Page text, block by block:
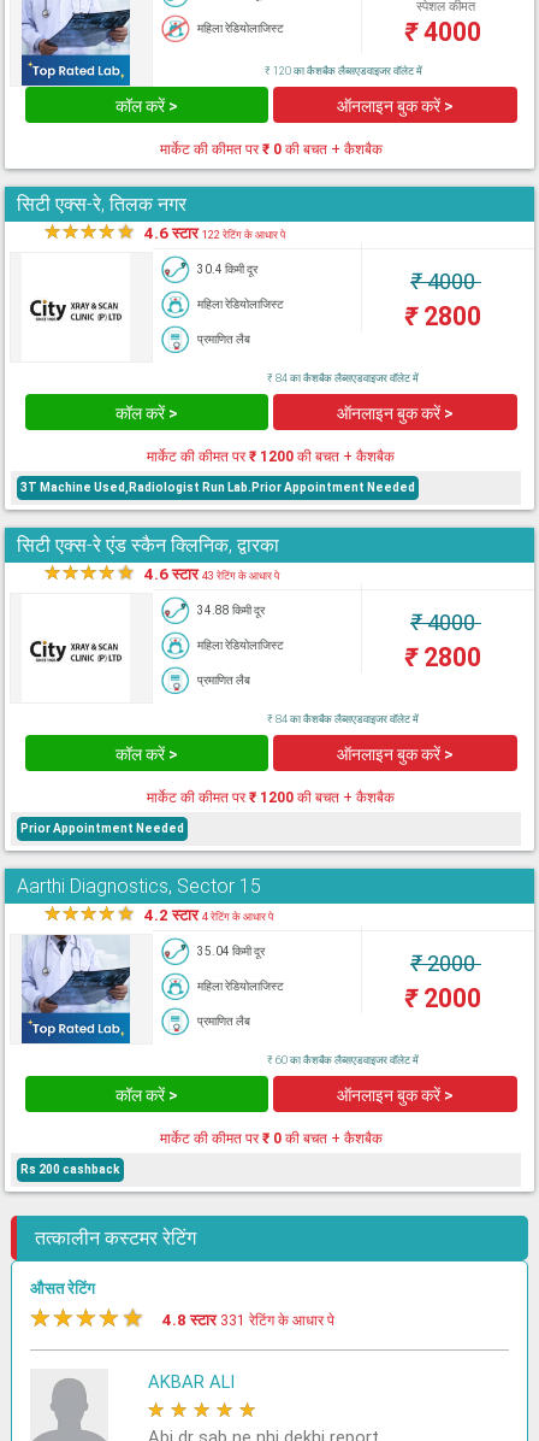
महिला रेडियोलाजिस्ट
स्पेशल कीमत
₹4000
₹ 120 का कैशबैक लैब्सएडवाइजर वॉलेट में
कॉल करें > ऑनलाइन बुक करें >
मार्केट की कीमत पर₹ 0की बचत + कैशबैक
सिटी एक्स-रे, तिलक नगर
★★★★★ 4.6 स्टार122 रेटिंग के आधार पे
30.4 किमी दूर
महिला रेडियोलाजिस्ट
प्रमाणित लैब
₹4000
₹2800
₹ 84 का कैशबैक लैब्सएडवाइजर वॉलेट में
कॉल करें > ऑनलाइन बुक करें >
मार्केट की कीमत पर₹ 1200 की बचत + कैशबैक
3T Machine Used,Radiologist Run Lab.Prior Appointment Needed
सिटी एक्स-रे एंड स्कैन क्लिनिक, द्वारका
★★★★★ 4.6 स्टार43 रेटिंग के आधार पे
34.88 किमी दूर
महिला रेडियोलाजिस्ट
प्रमाणित लैब
₹4000
₹2800
₹ 84 का कैशबैक लैब्सएडवाइजर वॉलेट में
कॉल करें > ऑनलाइन बुक करें >
मार्केट की कीमत पर₹ 1200 की बचत + कैशबैक
Prior Appointment Needed
Aarthi Diagnostics, Sector 15
★★★★★ 4.2 स्टार4 रेटिंग के आधार पे
35.04 किमी दूर
महिला रेडियोलाजिस्ट
प्रमाणित लैब
₹2000
₹2000
₹ 60 का कैशबैक लैब्सएडवाइजर वॉलेट में
कॉल करें > ऑनलाइन बुक करें >
मार्केट की कीमत पर₹ 0की बचत + कैशबैक
Rs 200 cashback
तत्कालीन कस्टमर रेटिंग
औसत रेटिंग
★★★★★ 4.8 स्टार 331 रेटिंग के आधार पे
AKBAR ALI
★ ★ ★ ★ ★